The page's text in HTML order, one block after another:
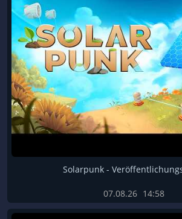
Solarpunk -
07.08.26 14:58